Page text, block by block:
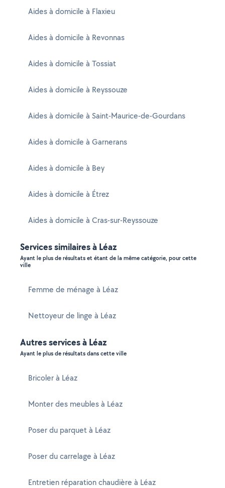
Aides à domicile à Flaxieu
Aides à domicile à Revonnas
Aides à domicile à Tossiat
Aides à domicile à Reyssouze
Aides à domicile à Saint-Maurice-de-Gourdans
Aides à domicile à Garnerans
Aides à domicile à Bey
Aides à domicile à Étrez
Aides à domicile à Cras-sur-Reyssouze
Services similaires à Léaz
Ayant le plus de résultats et étant de la même catégorie, pour cette
ville
Femme de ménage à Léaz
Nettoyeur de linge à Léaz
Autres services à Léaz
Ayant le plus de résultats dans cette ville
Bricoler à Léaz
Monter des meubles à Léaz
Poser du parquet à Léaz
Poser du carrelage à Léaz
Entretien réparation chaudière à Léaz